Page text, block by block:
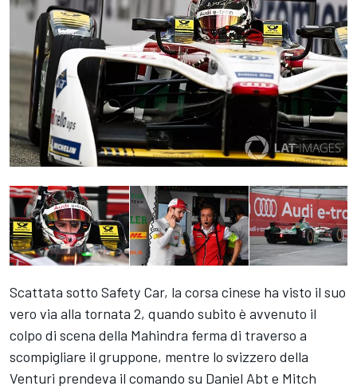
Scattata sotto Safety Car, la corsa cinese ha visto il suo
vero via alla tornata 2, quando subito è avvenuto il
colpo di scena della Mahindra ferma di traverso a
scompigliare il gruppone, mentre lo svizzero della
Venturi prendeva il comando su Daniel Abt e Mitch